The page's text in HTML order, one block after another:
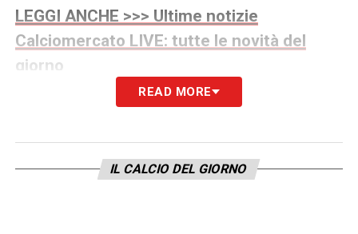
LEGGI ANCHE >>> Ultime notizie
Calciomercato LIVE: tutte le novità del
giorno
Il tecnico Cuesta avrà ora la possibilità di
giovani del vivaio, assicurando maggiore
competitività al gruppo. Dal punto di vista del
READ MORE
IL CALCIO DEL GIORNO